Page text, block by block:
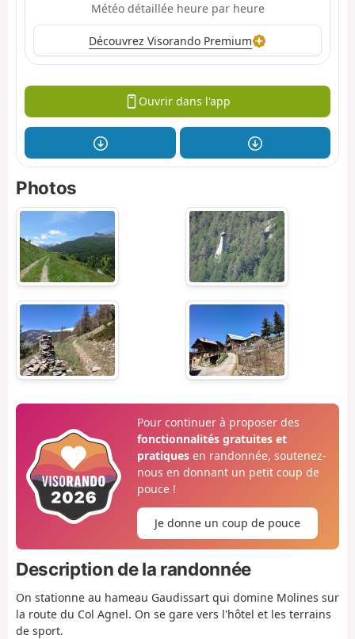
Météo détaillée heure par heure
Découvrez Visorando Premium
Ouvrir dans l'app
Photos
Pour continuer à proposer des
fonctionnalités gratuites et
pratiquesen randonnée, soutenez-
nous en donnant un petit coup de
pouce !
Je donne un coup de pouce
Description de la randonnée
On stationne au hameau Gaudissart qui domine Molines sur
la route du Col Agnel. On se gare vers l'hôtel et les terrains
de sport.